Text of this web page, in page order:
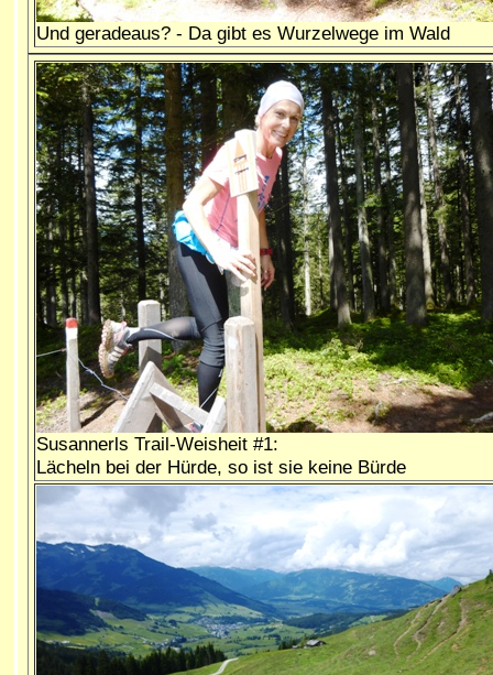
Und geradeaus? - Da gibt es Wurzelwege im Wald
Susannerls Trail-Weisheit #1:
Lächeln bei der Hürde, so ist sie keine Bürde